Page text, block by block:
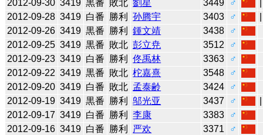
2012-09-30 3419 黒番 敗北 劉星 3449 ♂
2012-09-28 3419 白番 勝利 孙腾宇 3403 ♂
2012-09-26 3419 黒番 勝利 鍾文靖 3438
♂
2012-09-25 3419 黒番 敗北 彭立尭 3512
♂
2012-09-23 3419 白番 勝利 佟禹林 3363
♂
2012-09-22 3419 黒番 敗北 柁嘉熹 3548
♂
2012-09-20 3419 白番 敗北 孟泰齢 3424
♂
2012-09-19 3419 黒番 勝利 邬光亚 3437 ♂
2012-09-17 3419 白番 勝利 李康 3383
♂
2012-09-16 3419 白番 勝利 严欢 3371 ♂